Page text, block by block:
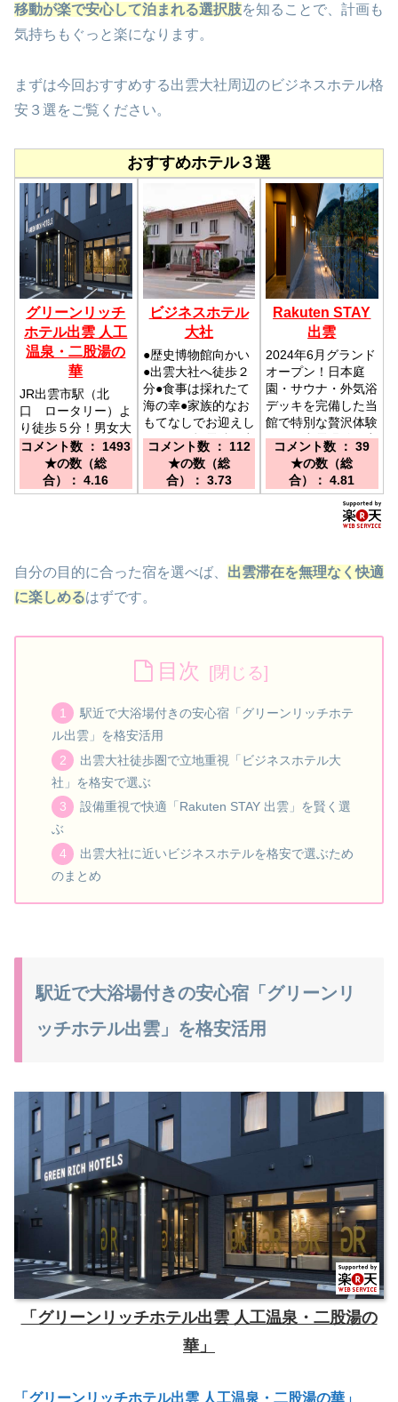
移動が楽で安心して泊まれる選択肢を知ることで、計画も
気持ちもぐっと楽になります。
まずは今回おすすめする出雲大社周辺のビジネスホテル格
安３選をご覧ください。
おすすめホテル３選
グリーンリッチ
ホテル出雲 人工
温泉・二股湯の
華
JR出雲市駅（北
口 ロータリー）よ
り徒歩５分！男女大
浴場完備！／JR
出雲市駅 北口 ロ
ータリー より徒歩
５分
コメント数 ： 1493
★の数（総
合）： 4.16
ビジネスホテル
大社
●歴史博物館向かい
●出雲大社へ徒歩２
分●食事は採れたて
海の幸●家族的なお
もてなしでお迎えし
ます／一畑電鉄 出
雲大社前駅より徒歩
５分／ＪＲ 出雲市
駅→一畑バス→正門
コメント数 ： 112
★の数（総
合）： 3.73
Rakuten STAY
出雲
2024年6月グランド
オープン！日本庭
園・サウナ・外気浴
デッキを完備した当
館で特別な贅沢体験
を。／出雲縁結び空
港からお車にて約
35分、出雲大社バ
スターミナルから徒
コメント数 ： 39
★の数（総
合）： 4.81
自分の目的に合った宿を選べば、 出雲滞在を無理なく快適
に楽しめるはずです。
目次
駅近で大浴場付きの安心宿「グリーンリッチホテ
ル出雲」を格安活用
出雲大社徒歩圏で立地重視「ビジネスホテル大
社」を格安で選ぶ
設備重視で快適「Rakuten STAY 出雲」を賢く選
ぶ
出雲大社に近いビジネスホテルを格安で選ぶため
のまとめ
駅近で大浴場付きの安心宿「グリーンリ
ッチホテル出雲」を格安活用
「グリーンリッチホテル出雲 人工温泉・二股湯の
華」
「グリーンリッチホテル出雲 人工温泉・二股湯の華」